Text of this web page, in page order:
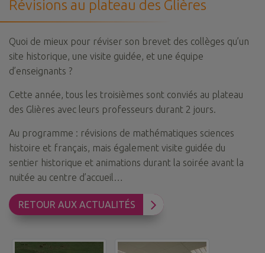
Révisions au plateau des Glières
Quoi de mieux pour réviser son brevet des collèges qu’un
site historique, une visite guidée, et une équipe
d’enseignants ?
Cette année, tous les troisièmes sont conviés au plateau
des Glières avec leurs professeurs durant 2 jours.
Au programme : révisions de mathématiques sciences
histoire et français, mais également visite guidée du
sentier historique et animations durant la soirée avant la
nuitée au centre d’accueil…
RETOUR AUX ACTUALITÉS